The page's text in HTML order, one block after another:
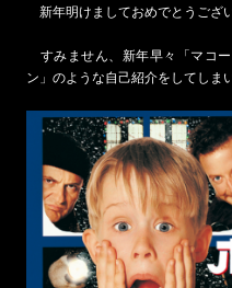
新年明けましておめでとうござ
すみません、新年早々「マコ
ン」のような自己紹介をしてしま